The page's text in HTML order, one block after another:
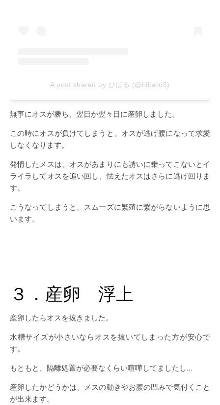
A post shared by ひばる (@hibaru6)
無事にオスが勝ち、翌日か翌々日に産卵しました。
この時にオスが負けてしまうと、オスが逃げ腰になって求愛
しなくなります。
発情したメスは、オスがあまりにも誘いに乗ってこないとイ
ライラしてオスを追い回し、怯えたオスはさらに逃げ回りま
す。
こうなってしまうと、スムーズに繁殖に繋がらないように思
います。
３．産卵 浮上
産卵したらオスを抜きました。
水槽サイズが小さいならオスを抜いてしまった方が安心で
す。
もともと、隔離処置が必要なくらい喧嘩してましたし…
産卵したかどうかは、メスの動きやお腹の凹みで気付くこと
が出来ます。